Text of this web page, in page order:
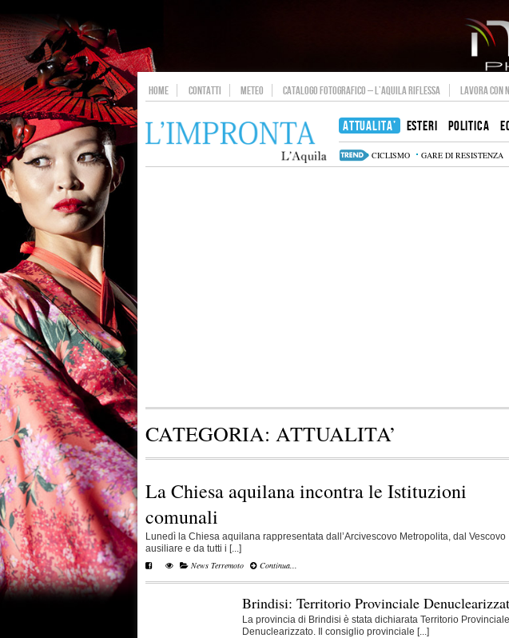
HOME CONTATTI METEO CATALOGO FOTOGRAFICO – L’AQUILA RIFLESSA LAVORA CON
ATTUALITA’ ESTERI POLITICA
CICLISMO GARE DI RESISTENZA
CATEGORIA: ATTUALITA’
La Chiesa aquilana incontra le Istituzioni
comunali
Lunedì la Chiesa aquilana rappresentata dall’Arcivescovo Metropolita, dal Vescovo
ausiliare e da tutti i [...]
News Terremoto
Continua...
Brindisi: Territorio Provinciale
La provincia di Brindisi è stata dichiarata Territorio Provinciale
Denuclearizzato. Il consiglio provinciale [...]